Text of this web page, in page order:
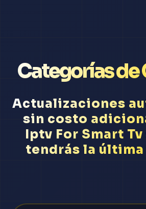
Categorías de
Actualizaciones
sin costo
Iptv For Smart
tendrás la